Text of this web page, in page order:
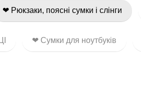
❤ Рюкзаки, поясні сумки і слінги
❤ Сумки для ноутбуків